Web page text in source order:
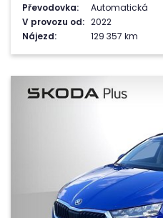
Převodovka:
Automatická
V provozu od: 2022
Nájezd:
129 357 km